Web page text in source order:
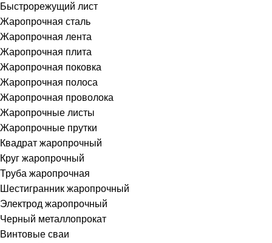
Быстрорежущий лист
Жаропрочная сталь
Жаропрочная лента
Жаропрочная плита
Жаропрочная поковка
Жаропрочная полоса
Жаропрочная проволока
Жаропрочные листы
Жаропрочные прутки
Квадрат жаропрочный
Круг жаропрочный
Труба жаропрочная
Шестигранник жаропрочный
Электрод жаропрочный
Черный металлопрокат
Винтовые сваи